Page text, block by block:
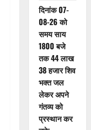
दिनांक 07-
08-26 को
समय साय
1800 बजे
तक 44 लाख
38 हजार शिव
भक्त जल
लेकर अपने
गंतव्य को
प्रस्थान कर